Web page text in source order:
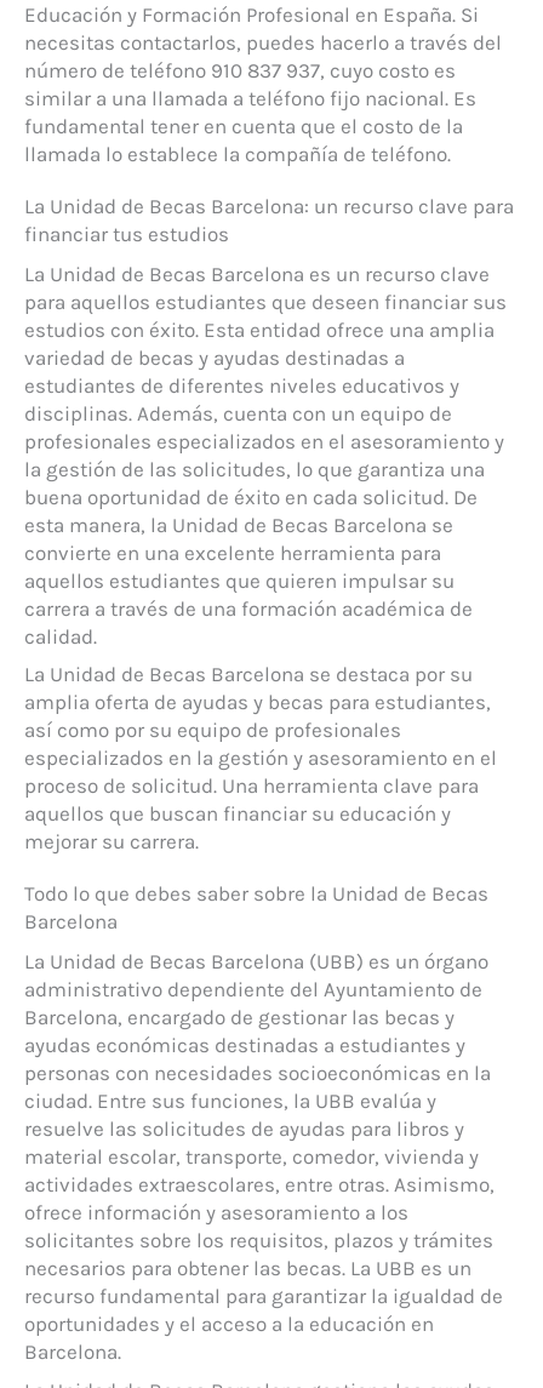
Educación y Formación Profesional en España. Si
necesitas contactarlos, puedes hacerlo a través del
número de teléfono 910 837 937, cuyo costo es
similar a una llamada a teléfono fijo nacional. Es
fundamental tener en cuenta que el costo de la
llamada lo establece la compañía de teléfono.
La Unidad de Becas Barcelona: un recurso clave para
financiar tus estudios
La Unidad de Becas Barcelona es un recurso clave
para aquellos estudiantes que deseen financiar sus
estudios con éxito. Esta entidad ofrece una amplia
variedad de becas y ayudas destinadas a
estudiantes de diferentes niveles educativos y
disciplinas. Además, cuenta con un equipo de
profesionales especializados en el asesoramiento y
la gestión de las solicitudes, lo que garantiza una
buena oportunidad de éxito en cada solicitud. De
esta manera, la Unidad de Becas Barcelona se
convierte en una excelente herramienta para
aquellos estudiantes que quieren impulsar su
carrera a través de una formación académica de
calidad.
La Unidad de Becas Barcelona se destaca por su
amplia oferta de ayudas y becas para estudiantes,
así como por su equipo de profesionales
especializados en la gestión y asesoramiento en el
proceso de solicitud. Una herramienta clave para
aquellos que buscan financiar su educación y
mejorar su carrera.
Todo lo que debes saber sobre la Unidad de Becas
Barcelona
La Unidad de Becas Barcelona (UBB) es un órgano
administrativo dependiente del Ayuntamiento de
Barcelona, encargado de gestionar las becas y
ayudas económicas destinadas a estudiantes y
personas con necesidades socioeconómicas en la
ciudad. Entre sus funciones, la UBB evalúa y
resuelve las solicitudes de ayudas para libros y
material escolar, transporte, comedor, vivienda y
actividades extraescolares, entre otras. Asimismo,
ofrece información y asesoramiento a los
solicitantes sobre los requisitos, plazos y trámites
necesarios para obtener las becas. La UBB es un
recurso fundamental para garantizar la igualdad de
oportunidades y el acceso a la educación en
Barcelona.